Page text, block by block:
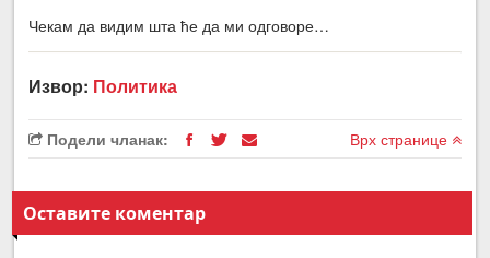
Чекам да видим шта ће да ми одговоре…
Извор: Политика
Подели чланак: Врх странице
Оставите коментар